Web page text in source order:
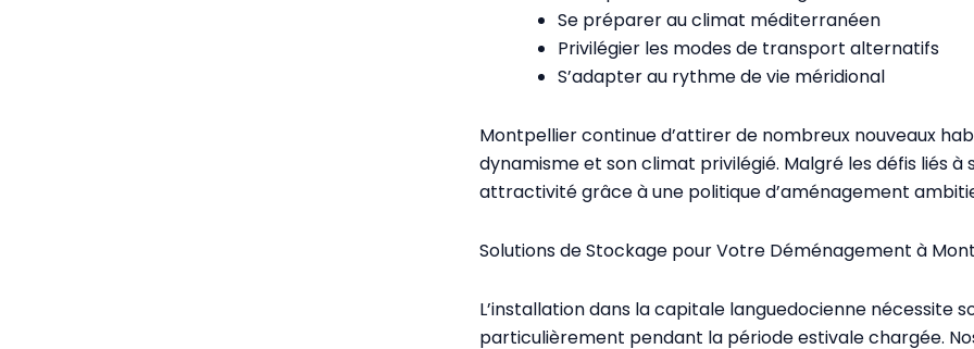
Se préparer au climat méditerranéen
Privilégier les modes de transport alternatifs
S’adapter au rythme de vie méridional
Montpellier continue d’attirer de nombreux nouveaux
dynamisme et son climat privilégié. Malgré les défis liés
attractivité grâce à une politique d’aménagement
Solutions de Stockage pour Votre Déménagement à
L’installation dans la capitale languedocienne nécessite
particulièrement pendant la période estivale chargée.